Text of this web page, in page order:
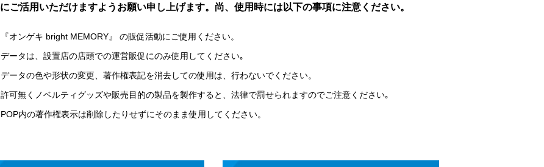
にご活用いただけますようお願い申し上げます。尚、使用時には以下の事項に注意ください。
『オンゲキ bright MEMORY』 の販促活動にご使用ください。
データは、設置店の店頭での運営販促にのみ使用してください｡
データの色や形状の変更、著作権表記を消去しての使用は、行わないでください。
許可無くノベルティグッズや販売目的の製品を製作すると、法律で罰せられますのでご注意ください｡
POP内の著作権表示は削除したりせずにそのまま使用してください。